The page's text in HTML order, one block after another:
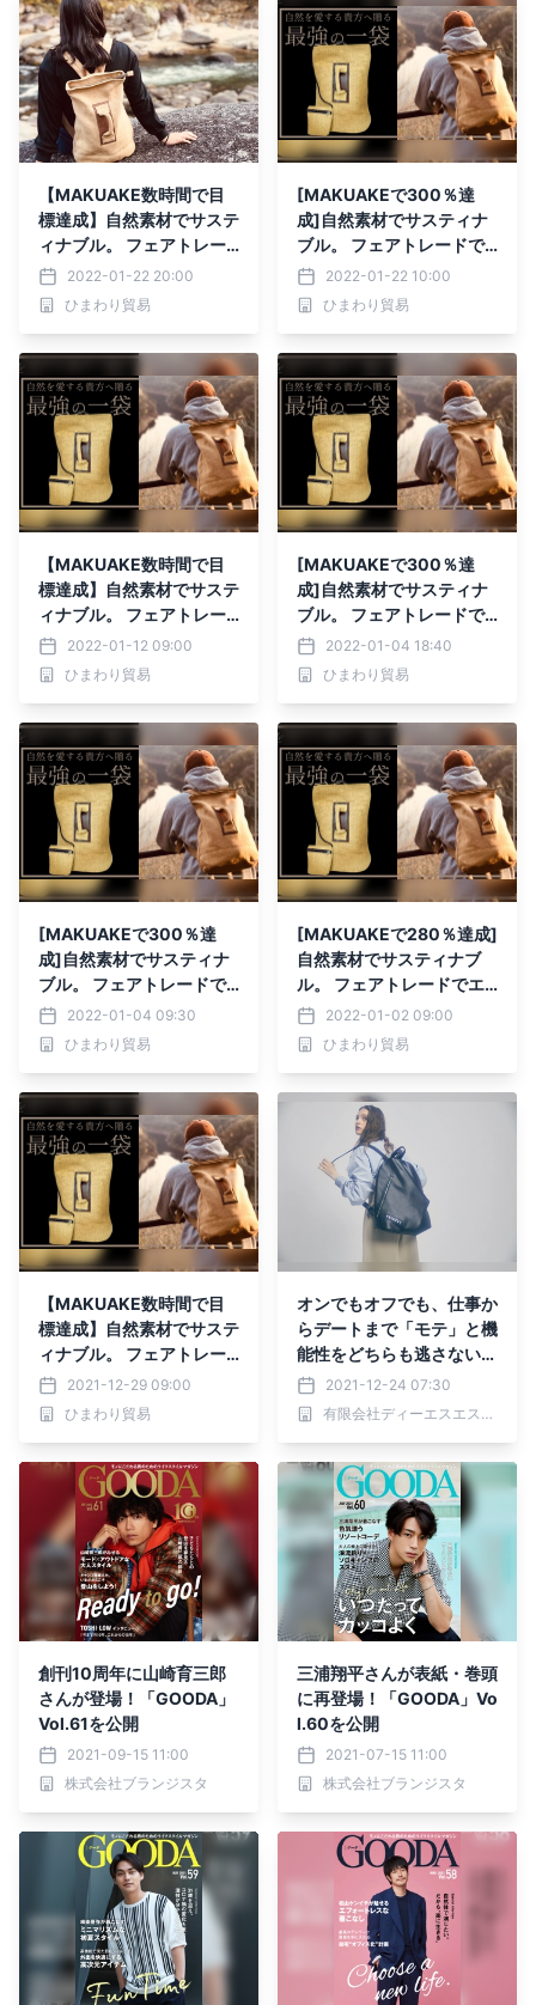
【MAKUAKE数時間で目
標達成】自然素材でサステ
ィナブル。 フェアトレー
ドでエシカル。 SDGsに配
慮したヨーロッパで大人気
モデルのバックパック好評
2022-01-22 20:00
ひまわり貿易
[MAKUAKEで300％達
成]自然素材でサスティナ
ブル。 フェアトレードで
エシカル。 SDGsに配慮し
たヨーロッパで大人気モデ
ルのバックパックが この
27日日本初上陸
2022-01-22 10:00
ひまわり貿易
【MAKUAKE数時間で目
標達成】自然素材でサステ
ィナブル。 フェアトレー
ドでエシカル。 SDGsに配
慮したヨーロッパで大人気
モデルのバックパック好評
2022-01-12 09:00
ひまわり貿易
[MAKUAKEで300％達
成]自然素材でサスティナ
ブル。 フェアトレードで
エシカル。 SDGsに配慮し
たヨーロッパで大人気モデ
ルのバックパックが この
27日日本初上陸
2022-01-04 18:40
ひまわり貿易
[MAKUAKEで300％達
成]自然素材でサスティナ
ブル。 フェアトレードで
エシカル。 SDGsに配慮し
たヨーロッパで大人気モデ
ルのバックパックが この
発売中
2022-01-04 09:30
ひまわり貿易
[MAKUAKEで280％達成]
自然素材でサスティナブ
ル。 フェアトレードでエ
シカル。 SDGsに配慮した
ヨーロッパで大人気モデル
のバックパックが この度
日日本初上陸
2022-01-02 09:00
ひまわり貿易
【MAKUAKE数時間で目
標達成】自然素材でサステ
ィナブル。 フェアトレー
ドでエシカル。 SDGsに配
慮したヨーロッパで大人気
モデルのバックパックが
2月27日日本初上陸
2021-12-29 09:00
ひまわり貿易
オンでもオフでも、仕事か
らデートまで「モテ」と機
能性をどちらも逃さないバ
ックパックが発売
2021-12-24 07:30
有限会社ディーエスエスアール
創刊10周年に山崎育三郎
さんが登場！「GOODA」
Vol.61を公開
2021-09-15 11:00
株式会社ブランジスタ
三浦翔平さんが表紙・巻頭
に再登場！「GOODA」Vo
l.60を公開
2021-07-15 11:00
株式会社ブランジスタ